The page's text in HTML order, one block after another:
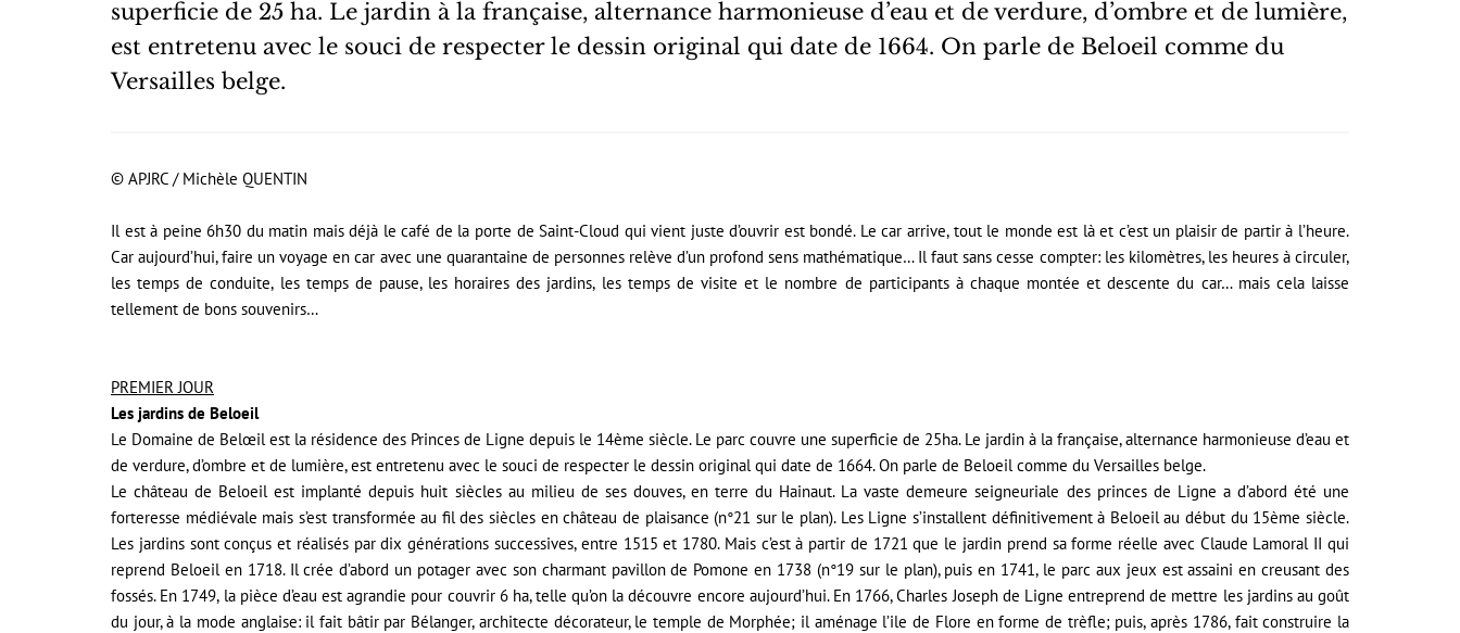
superficie de 25 ha. Le jardin à la française, alternance harmonieuse d’eau et de verdure, d’ombre et de lumière,
est entretenu avec le souci de respecter le dessin original qui date de 1664. On parle de Beloeil comme du
Versailles belge.
© APJRC / Michèle QUENTIN
Il est à peine 6h30 du matin mais déjà le café de la porte de Saint-Cloud qui vient juste d’ouvrir est bondé. Le car arrive, tout le monde est là et c’est un plaisir de partir à l’heure.
Car aujourd’hui, faire un voyage en car avec une quarantaine de personnes relève d’un profond sens mathématique… Il faut sans cesse compter: les kilomètres, les heures à circuler,
les temps de conduite, les temps de pause, les horaires des jardins, les temps de visite et le nombre de participants à chaque montée et descente du car… mais cela laisse
tellement de bons souvenirs…
PREMIER JOUR
Les jardins de Beloeil
Le Domaine de Belœil est la résidence des Princes de Ligne depuis le 14ème siècle. Le parc couvre une superficie de 25ha. Le jardin à la française, alternance harmonieuse d’eau et
de verdure, d’ombre et de lumière, est entretenu avec le souci de respecter le dessin original qui date de 1664. On parle de Beloeil comme du Versailles belge.
Le château de Beloeil est implanté depuis huit siècles au milieu de ses douves, en terre du Hainaut. La vaste demeure seigneuriale des princes de Ligne a d’abord été une
forteresse médiévale mais s’est transformée au fil des siècles en château de plaisance (n°21 sur le plan). Les Ligne s’installent définitivement à Beloeil au début du 15ème siècle.
Les jardins sont conçus et réalisés par dix générations successives, entre 1515 et 1780. Mais c’est à partir de 1721 que le jardin prend sa forme réelle avec Claude Lamoral II qui
reprend Beloeil en 1718. Il crée d’abord un potager avec son charmant pavillon de Pomone en 1738 (n°19 sur le plan), puis en 1741, le parc aux jeux est assaini en creusant des
fossés. En 1749, la pièce d’eau est agrandie pour couvrir 6 ha, telle qu’on la découvre encore aujourd’hui. En 1766, Charles Joseph de Ligne entreprend de mettre les jardins au goût
du jour, à la mode anglaise: il fait bâtir par Bélanger, architecte décorateur, le temple de Morphée; il aménage l’ile de Flore en forme de trèfle; puis, après 1786, fait construire la